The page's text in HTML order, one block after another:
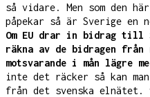
så vidare. Men som den
påpekar så är Sverige en
Om EU drar in bidrag till
räkna av de bidragen från
motsvarande i mån lägre
inte det räcker så kan
från det svenska